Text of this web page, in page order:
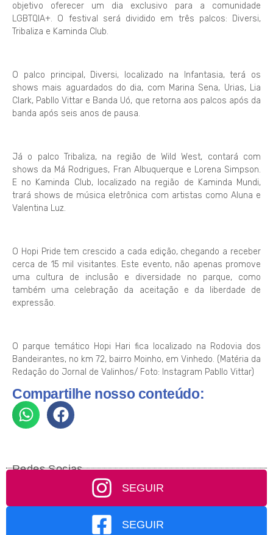
objetivo oferecer um dia exclusivo para a comunidade
LGBTQIA+. O festival será dividido em três palcos: Diversi,
Tribaliza e Kaminda Club.
O palco principal, Diversi, localizado na Infantasia, terá os
shows mais aguardados do dia, com Marina Sena, Urias, Lia
Clark, Pabllo Vittar e Banda Uó, que retorna aos palcos após da
banda após seis anos de pausa.
Já o palco Tribaliza, na região de Wild West, contará com
shows da Má Rodrigues, Fran Albuquerque e Lorena Simpson.
E no Kaminda Club, localizado na região de Kaminda Mundi,
trará shows de música eletrônica com artistas como Aluna e
Valentina Luz.
O Hopi Pride tem crescido a cada edição, chegando a receber
cerca de 15 mil visitantes. Este evento, não apenas promove
uma cultura de inclusão e diversidade no parque, como
também uma celebração da aceitação e da liberdade de
expressão.
O parque temático Hopi Hari fica localizado na Rodovia dos
Bandeirantes, no km 72, bairro Moinho, em Vinhedo. (Matéria da
Redação do Jornal de Valinhos/ Foto: Instagram Pabllo Vittar)
Compartilhe nosso conteúdo:
Redes Socias
SEGUIR
SEGUIR